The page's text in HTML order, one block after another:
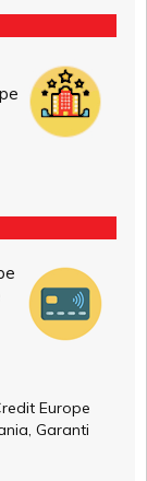
Europe
Garanti